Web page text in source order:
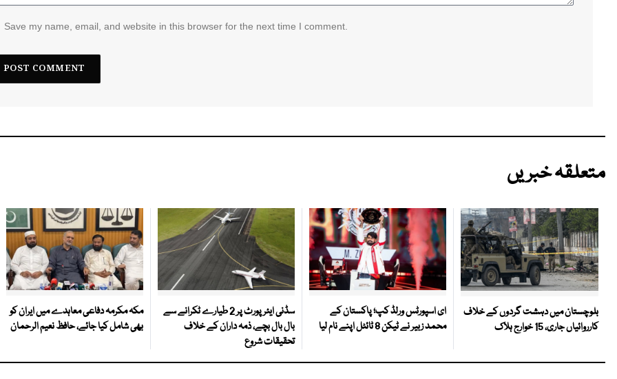
Save my name, email, and website in this browser for the next time I comment.
متعلقہ خبریں
بلوچستان میں دہشت گردوں کے خلاف
کارروائیاں جاری، 15 خوارج ہلاک
ای اسپورٹس ورلڈ کپ؛ پاکستان کے
محمد زبیر نے ٹیکن 8 ٹائٹل اپنے نام لیا
سڈنی ایئرپورٹ پر 2 طیارے ٹکرانے سے
بال بال بچے، ذمہ داران کے خلاف
تحقیقات شروع
مکہ مکرمہ دفاعی معاہدے میں ایران کو
بھی شامل کیا جائے، حافظ نعیم الرحمان